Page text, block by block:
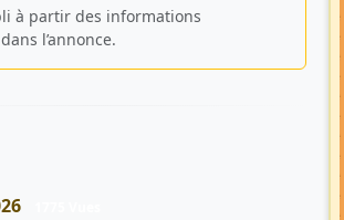
à partir des informations
l’annonce.